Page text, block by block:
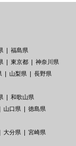
福島県
東京都
神奈川県
山梨県
長野県
和歌山県
山口県
徳島県
大分県
宮崎県